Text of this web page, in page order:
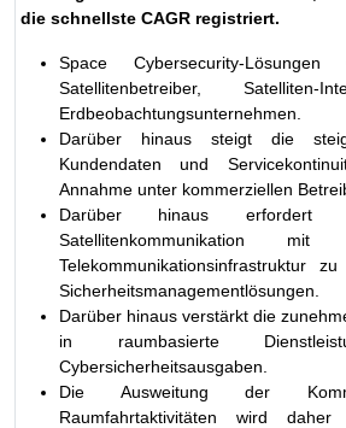
die schnellste CAGR registriert.
Space Cybersecurity-Lösungen
Satellitenbetreiber, Satelliten-
Erdbeobachtungsunternehmen.
Darüber hinaus steigt die
Kundendaten und
Annahme unter kommerziellen
Darüber hinaus erfordert
Satellitenkommunikation
Telekommunikationsinfrastruktur
Sicherheitsmanagementlösungen.
Darüber hinaus verstärkt die
in raumbasierte
Cybersicherheitsausgaben.
Die Ausweitung der
Raumfahrtaktivitäten wird